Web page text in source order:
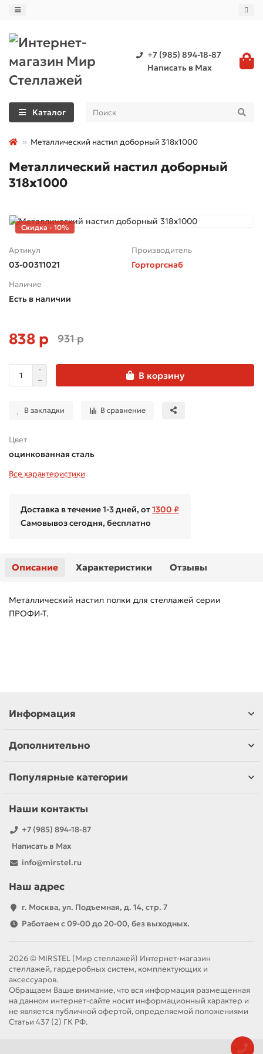
+7 (985) 894-18-87
Написать в Max
Каталог
Металлический настил доборный 318х1000
Металлический настил доборный
318х1000
Скидка - 10%
Артикул
03-00311021
Производитель
Горторгснаб
Наличие
Есть в наличии
838 р 931 р
В корзину
В закладки В сравнение
Цвет
оцинкованная сталь
Все характеристики
Доставка в течение 1-3 дней, от1300 ₽
Самовывоз сегодня, бесплатно
Описание Характеристики Отзывы
Металлический настил полки для стеллажей серии
ПРОФИ-Т.
Информация
Дополнительно
Популярные категории
Наши контакты
+7 (985) 894-18-87
Написать в Max
info@mirstel.ru
Наш адрес
г. Москва, ул. Подъемная, д. 14, стр. 7
Работаем с 09-00 до 20-00, без выходных.
2026 © MIRSTEL (Мир стеллажей) Интернет-магазин
стеллажей, гардеробных систем, комплектующих и
аксессуаров.
Обращаем Ваше внимание, что вся информация размещенная
на данном интернет-сайте носит информационный характер и
не является публичной офертой, определяемой положениями
Статьи 437 (2) ГК РФ.